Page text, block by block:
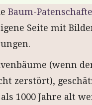
Baum-
Seite mit
(wenn
zerstört),
1000 Jahre alt